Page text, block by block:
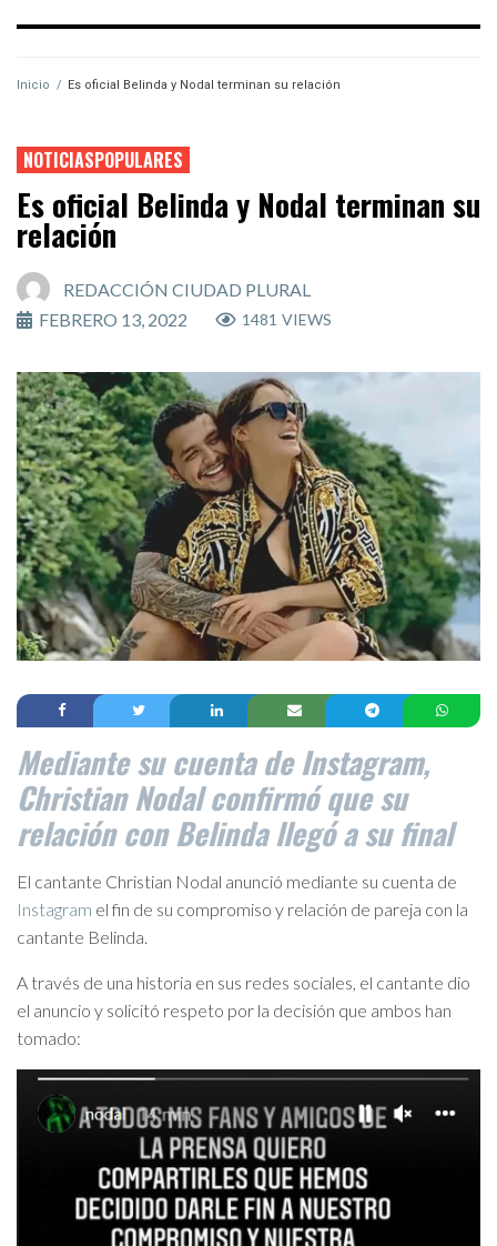
Inicio / Es oficial Belinda y Nodal terminan su relación
NOTICIASPOPULARES
Es oficial Belinda y Nodal terminan su
relación
REDACCIÓN CIUDAD PLURAL
FEBRERO 13, 2022
1481 VIEWS
Mediante su cuenta de Instagram,
Christian Nodal confirmó que su
relación con Belinda llegó a su final
El cantante Christian Nodal anunció mediante su cuenta de
Instagram el fin de su compromiso y relación de pareja con la
cantante Belinda.
A través de una historia en sus redes sociales, el cantante dio
el anuncio y solicitó respeto por la decisión que ambos han
tomado: